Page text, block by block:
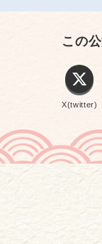
この
X(twitter)